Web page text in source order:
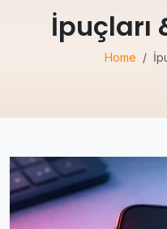
İpuçları
Home